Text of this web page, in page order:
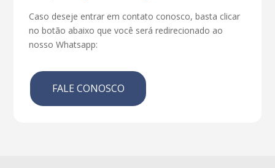
Caso deseje entrar em contato conosco, basta clicar
no botão abaixo que você será redirecionado ao
nosso Whatsapp:
FALE CONOSCO